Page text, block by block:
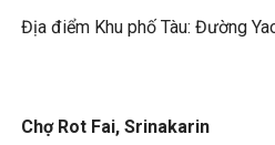
Địa điểm Khu phố Tàu: Đường
Chợ Rot Fai, Srinakarin